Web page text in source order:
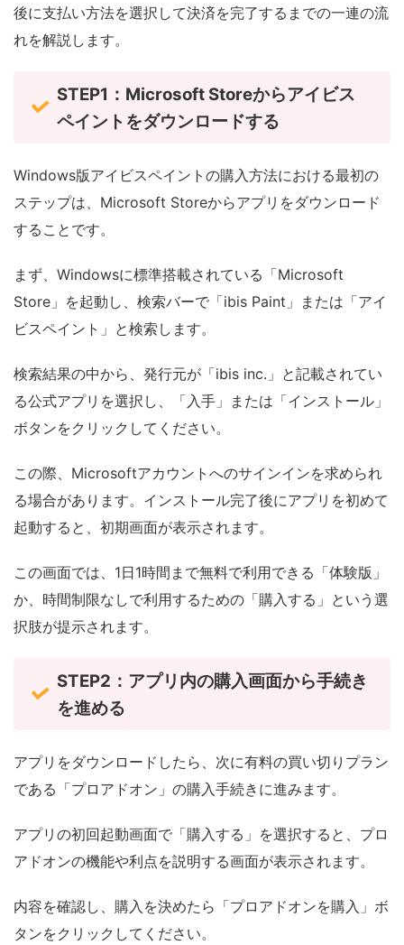
後に支払い方法を選択して決済を完了するまでの一連の流
れを解説します。
STEP1：Microsoft Storeからアイビス
ペイントをダウンロードする
Windows版アイビスペイントの購入方法における最初の
ステップは、Microsoft Storeからアプリをダウンロード
することです。
まず、Windowsに標準搭載されている「Microsoft
Store」を起動し、検索バーで「ibis Paint」または「アイ
ビスペイント」と検索します。
検索結果の中から、発行元が「ibis inc.」と記載されてい
る公式アプリを選択し、「入手」または「インストール」
ボタンをクリックしてください。
この際、Microsoftアカウントへのサインインを求められ
る場合があります。インストール完了後にアプリを初めて
起動すると、初期画面が表示されます。
この画面では、1日1時間まで無料で利用できる「体験版」
か、時間制限なしで利用するための「購入する」という選
択肢が提示されます。
STEP2：アプリ内の購入画面から手続き
を進める
アプリをダウンロードしたら、次に有料の買い切りプラン
である「プロアドオン」の購入手続きに進みます。
アプリの初回起動画面で「購入する」を選択すると、プロ
アドオンの機能や利点を説明する画面が表示されます。
内容を確認し、購入を決めたら「プロアドオンを購入」ボ
タンをクリックしてください。